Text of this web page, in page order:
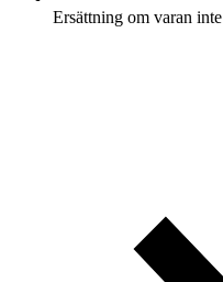
Ersättning om varan